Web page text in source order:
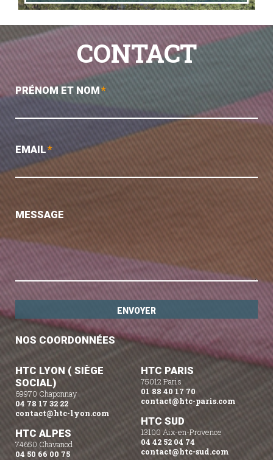
CONTACT
PRÉNOM ET NOM*
EMAIL*
MESSAGE
NOS COORDONNÉES
HTC LYON ( SIÈGE
SOCIAL)
69970 Chaponnay
04 78 17 32 22
contact@htc-lyon.com
HTC ALPES
74650 Chavanod
04 50 66 00 75
HTC PARIS
75012 Paris
01 88 40 17 70
contact@htc-paris.com
HTC SUD
13100 Aix-en-Provence
04 42 52 04 74
contact@htc-sud.com